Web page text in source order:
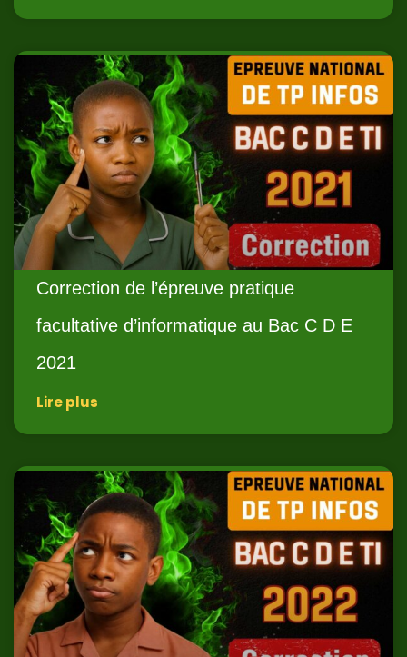
Correction de l’épreuve pratique
facultative d’informatique au Bac C D E
2021
Lire plus